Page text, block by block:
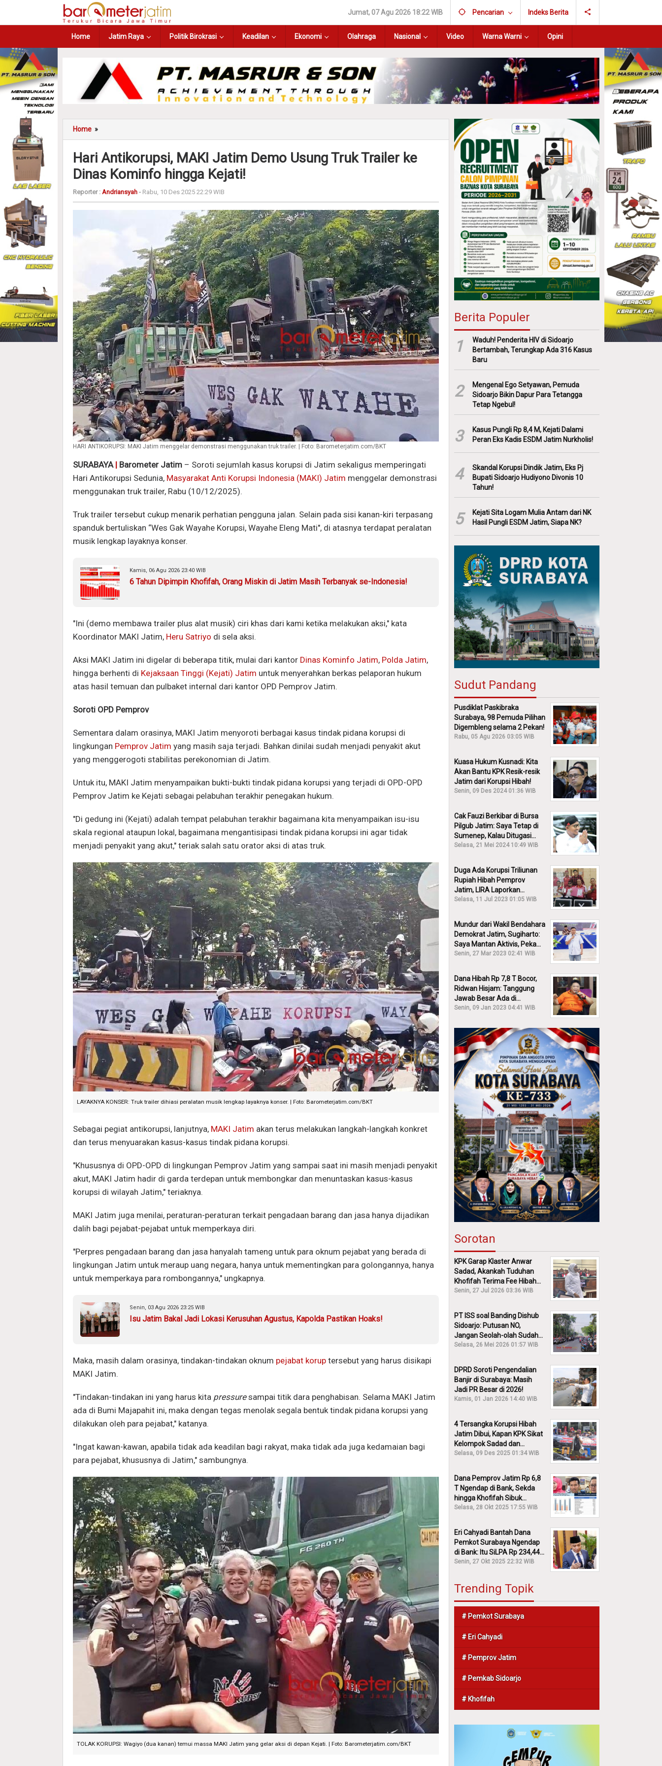
Jumat, 07 Agu 2026 18:22 WIB Pencarian Indeks Berita
Home Jatim Raya Politik Birokrasi Keadilan Ekonomi Olahraga Nasional Video Warna Warni Opini
Home »
Hari Antikorupsi, MAKI Jatim Demo Usung Truk Trailer ke
Dinas Kominfo hingga Kejati!
Reporter : Andriansyah - Rabu, 10 Des 2025 22:29 WIB
HARI ANTIKORUPSI: MAKI Jatim menggelar demonstrasi menggunakan truk trailer. | Foto: Barometerjatim.com/BKT
SURABAYA | Barometer Jatim – Soroti sejumlah kasus korupsi di Jatim sekaligus memperingati
Hari Antikorupsi Sedunia, Masyarakat Anti Korupsi Indonesia (MAKI) Jatim menggelar demonstrasi
menggunakan truk trailer, Rabu (10/12/2025).
Truk trailer tersebut cukup menarik perhatian pengguna jalan. Selain pada sisi kanan-kiri terpasang
spanduk bertuliskan “Wes Gak Wayahe Korupsi, Wayahe Eleng Mati", di atasnya terdapat peralatan
musik lengkap layaknya konser.
Kamis, 06 Agu 2026 23:40 WIB
6 Tahun Dipimpin Khofifah, Orang Miskin di Jatim Masih Terbanyak se-Indonesia!
"Ini (demo membawa trailer plus alat musik) ciri khas dari kami ketika melakukan aksi," kata
Koordinator MAKI Jatim, Heru Satriyo di sela aksi.
Aksi MAKI Jatim ini digelar di beberapa titik, mulai dari kantor Dinas Kominfo Jatim, Polda Jatim,
hingga berhenti di Kejaksaan Tinggi (Kejati) Jatim untuk menyerahkan berkas pelaporan hukum
atas hasil temuan dan pulbaket internal dari kantor OPD Pemprov Jatim.
Soroti OPD Pemprov
Sementara dalam orasinya, MAKI Jatim menyoroti berbagai kasus tindak pidana korupsi di
lingkungan Pemprov Jatim yang masih saja terjadi. Bahkan dinilai sudah menjadi penyakit akut
yang menggerogoti stabilitas perekonomian di Jatim.
Untuk itu, MAKI Jatim menyampaikan bukti-bukti tindak pidana korupsi yang terjadi di OPD-OPD
Pemprov Jatim ke Kejati sebagai pelabuhan terakhir penegakan hukum.
"Di gedung ini (Kejati) adalah tempat pelabuhan terakhir bagaimana kita menyampaikan isu-isu
skala regional ataupun lokal, bagaimana mengantisipasi tindak pidana korupsi ini agar tidak
menjadi penyakit yang akut," teriak salah satu orator aksi di atas truk.
LAYAKNYA KONSER: Truk trailer dihiasi peralatan musik lengkap layaknya konser. | Foto: Barometerjatim.com/BKT
Sebagai pegiat antikorupsi, lanjutnya, MAKI Jatim akan terus melakukan langkah-langkah konkret
dan terus menyuarakan kasus-kasus tindak pidana korupsi.
"Khususnya di OPD-OPD di lingkungan Pemprov Jatim yang sampai saat ini masih menjadi penyakit
akut, MAKI Jatim hadir di garda terdepan untuk membongkar dan menuntaskan kasus-kasus
korupsi di wilayah Jatim," teriaknya.
MAKI Jatim juga menilai, peraturan-peraturan terkait pengadaan barang dan jasa hanya dijadikan
dalih bagi pejabat-pejabat untuk memperkaya diri.
"Perpres pengadaan barang dan jasa hanyalah tameng untuk para oknum pejabat yang berada di
lingkungan Jatim untuk meraup uang negara, hanya untuk mementingkan para golongannya, hanya
untuk memperkaya para rombongannya," ungkapnya.
Senin, 03 Agu 2026 23:25 WIB
Isu Jatim Bakal Jadi Lokasi Kerusuhan Agustus, Kapolda Pastikan Hoaks!
Maka, masih dalam orasinya, tindakan-tindakan oknum pejabat korup tersebut yang harus disikapi
MAKI Jatim.
"Tindakan-tindakan ini yang harus kita pressuresampai titik dara penghabisan. Selama MAKI Jatim
ada di Bumi Majapahit ini, maka dengan tegas menolak segala bentuk tindak pidana korupsi yang
dilakukan oleh para pejabat," katanya.
"Ingat kawan-kawan, apabila tidak ada keadilan bagi rakyat, maka tidak ada juga kedamaian bagi
para pejabat, khususnya di Jatim," sambungnya.
TOLAK KORUPSI: Wagiyo (dua kanan) temui massa MAKI Jatim yang gelar aksi di depan Kejati. | Foto: Barometerjatim.com/BKT
Berita Populer
1
Waduh! Penderita HIV di Sidoarjo
Bertambah, Terungkap Ada 316 Kasus
Baru
2
Mengenal Ego Setyawan, Pemuda
Sidoarjo Bikin Dapur Para Tetangga
Tetap Ngebul!
3
Kasus Pungli Rp 8,4 M, Kejati Dalami
Peran Eks Kadis ESDM Jatim Nurkholis!
4
Skandal Korupsi Dindik Jatim, Eks Pj
Bupati Sidoarjo Hudiyono Divonis 10
Tahun!
5
Kejati Sita Logam Mulia Antam dari NK
Hasil Pungli ESDM Jatim, Siapa NK?
Sudut Pandang
Pusdiklat Paskibraka
Surabaya, 98 Pemuda Pilihan
Digembleng selama 2 Pekan!
Rabu, 05 Agu 2026 03:05 WIB
Kuasa Hukum Kusnadi: Kita
Akan Bantu KPK Resik-resik
Jatim dari Korupsi Hibah!
Senin, 09 Des 2024 01:36 WIB
Cak Fauzi Berkibar di Bursa
Pilgub Jatim: Saya Tetap di
Sumenep, Kalau Ditugasi
Partai Lain Cerita!
Selasa, 21 Mei 2024 10:49 WIB
Duga Ada Korupsi Triliunan
Rupiah Hibah Pemprov
Jatim, LIRA Laporkan
Khofifah ke KPK: Dia Harus
Selasa, 11 Jul 2023 01:05 WIB
Mundur dari Wakil Bendahara
Demokrat Jatim, Sugiharto:
Saya Mantan Aktivis, Peka
Sekali Kalau Ada yang
Senin, 27 Mar 2023 02:41 WIB
Dana Hibah Rp 7,8 T Bocor,
Ridwan Hisjam: Tanggung
Jawab Besar Ada di
Pemprov, Bukan DPRD Jatim!
Senin, 09 Jan 2023 04:41 WIB
Sorotan
KPK Garap Klaster Anwar
Sadad, Akankah Tuduhan
Khofifah Terima Fee Hibah
30% Diusut?
Senin, 27 Jul 2026 03:36 WIB
PT ISS soal Banding Dishub
Sidoarjo: Putusan NO,
Jangan Seolah-olah Sudah
Menang!
Selasa, 26 Mei 2026 01:57 WIB
DPRD Soroti Pengendalian
Banjir di Surabaya: Masih
Jadi PR Besar di 2026!
Kamis, 01 Jan 2026 14:40 WIB
4 Tersangka Korupsi Hibah
Jatim Dibui, Kapan KPK Sikat
Kelompok Sadad dan
Iskandar?
Selasa, 09 Des 2025 01:34 WIB
Dana Pemprov Jatim Rp 6,8
T Ngendap di Bank, Sekda
hingga Khofifah Sibuk
Membantah!
Selasa, 28 Okt 2025 17:55 WIB
Eri Cahyadi Bantah Dana
Pemkot Surabaya Ngendap
di Bank: Itu SiLPA Rp 234,44
M!
Senin, 27 Okt 2025 22:32 WIB
Trending Topik
# Pemkot Surabaya
# Eri Cahyadi
# Pemprov Jatim
# Pemkab Sidoarjo
# Khofifah